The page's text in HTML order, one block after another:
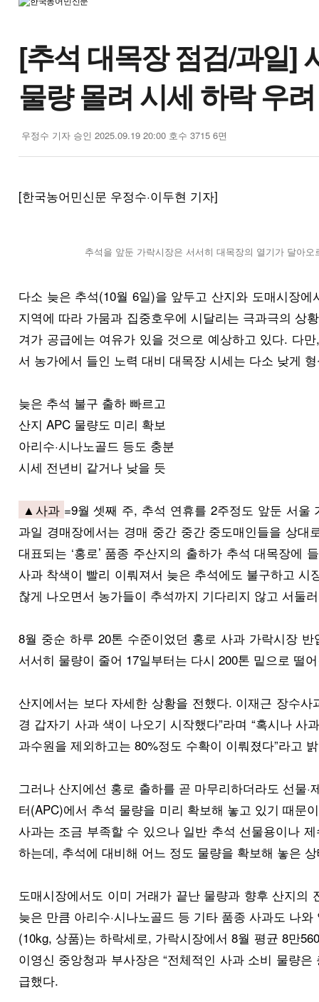
[추석 대목장 점검/과일]
물량 몰려 시세 하락 우려
우정수 기자 승인 2025.09.19 20:00 호수 3715 6면
[한국농어민신문 우정수·이두현 기자]
추석을 앞둔 가락시장은 서서히 대목장의 열기가 달아
다소 늦은 추석(10월 6일)을 앞두고 산지와 도매시장
지역에 따라 가뭄과 집중호우에 시달리는 극과극의 상
겨가 공급에는 여유가 있을 것으로 예상하고 있다. 다
서 농가에서 들인 노력 대비 대목장 시세는 다소 낮게
늦은 추석 불구 출하 빠르고
산지 APC 물량도 미리 확보
아리수·시나노골드 등도 충분
시세 전년비 같거나 낮을 듯
▲사과 =9월 셋째 주, 추석 연휴를 2주정도 앞둔 서울
과일 경매장에서는 경매 중간 중간 중도매인들을 상
대표되는 ‘홍로’ 품종 주산지의 출하가 추석 대목장에
사과 착색이 빨리 이뤄져서 늦은 추석에도 불구하고
찮게 나오면서 농가들이 추석까지 기다리지 않고 서둘
8월 중순 하루 20톤 수준이었던 홍로 사과 가락시장
서서히 물량이 줄어 17일부터는 다시 200톤 밑으로 떨
산지에서는 보다 자세한 상황을 전했다. 이재근 장수
경 갑자기 사과 색이 나오기 시작했다”라며 “혹시나
과수원을 제외하고는 80%정도 수확이 이뤄졌다”라고
그러나 산지에선 홍로 출하를 곧 마무리하더라도 선물
터(APC)에서 추석 물량을 미리 확보해 놓고 있기 때문
사과는 조금 부족할 수 있으나 일반 추석 선물용이나
하는데, 추석에 대비해 어느 정도 물량을 확보해 놓은
도매시장에서도 이미 거래가 끝난 물량과 향후 산지
늦은 만큼 아리수·시나노골드 등 기타 품종 사과도 나
(10kg, 상품)는 하락세로, 가락시장에서 8월 평균 8만
이영신 중앙청과 부사장은 “전체적인 사과 소비 물량
급했다.